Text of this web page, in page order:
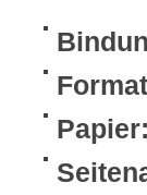
Papier: